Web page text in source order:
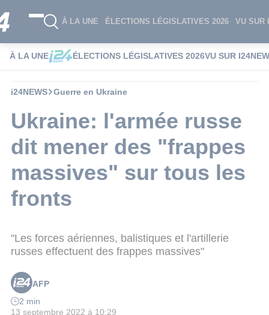
À LA UNE ÉLECTIONS LÉGISLATIVES 2026 VU SUR
À LA UNE ÉLECTIONS LÉGISLATIVES 2026VU SUR
i24NEWS Guerre en Ukraine
Ukraine: l'armée russe
dit mener des "frappes
massives" sur tous les
fronts
"Les forces aériennes, balistiques et l'artillerie
russes effectuent des frappes massives"
AFP
2 min
13 septembre 2022 à 10:29